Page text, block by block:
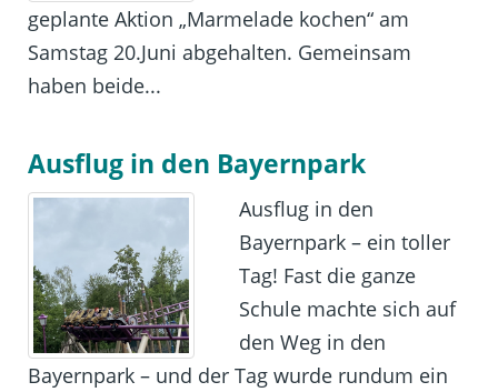
geplante Aktion „Marmelade kochen“ am
Samstag 20.Juni abgehalten. Gemeinsam
haben beide...
Ausflug in den Bayernpark
Ausflug in den
Bayernpark – ein toller
Tag! Fast die ganze
Schule machte sich auf
den Weg in den
Bayernpark – und der Tag wurde rundum ein